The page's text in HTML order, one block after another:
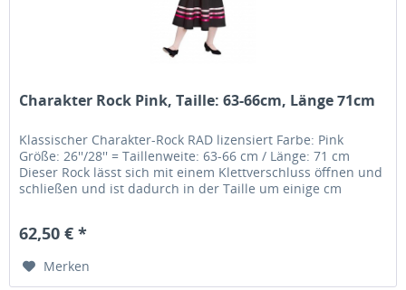
Charakter Rock Pink, Taille: 63-66cm, Länge 71cm
Klassischer Charakter-Rock RAD lizensiert Farbe: Pink
Größe: 26''/28'' = Taillenweite: 63-66 cm / Länge: 71 cm
Dieser Rock lässt sich mit einem Klettverschluss öffnen und
schließen und ist dadurch in der Taille um einige cm
62,50 € *
Merken